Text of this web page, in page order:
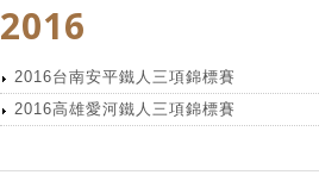
2016
2016台南安平鐵人三項錦標賽
2016高雄愛河鐵人三項錦標賽